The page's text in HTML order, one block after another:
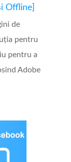
Offline]
de
pentru
pentru a
Adobe